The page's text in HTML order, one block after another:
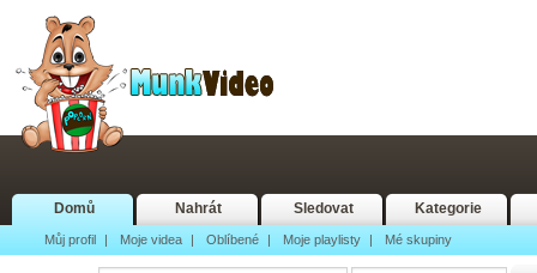
Domů Nahrát Sledovat Kategorie
Můj profil | Moje videa | Oblíbené | Moje playlisty | Mé skupiny